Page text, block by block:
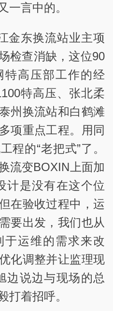
一言中的。
金东换流站业主项
检查消缺，这位90
特高压部工作的经
特高压、张北柔
州换流站和白鹤滩
项重点工程。用同
程的“老把式”了。
流变BOXIN上面加
计是没有在这个位
在验收过程中，运
要出发，我们也从
运维的需求来改
化调整并让监理现
边说边与现场的总
打着招呼。